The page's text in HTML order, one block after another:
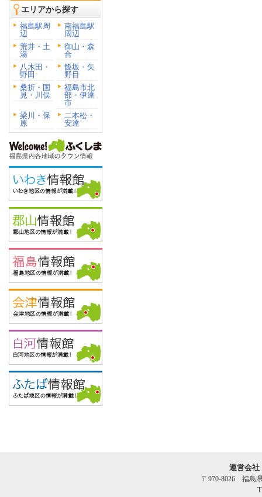
エリアから探す
福島駅周
辺
南福島駅
周辺
荒井・土
湯
御山・森
合
八木田・
野田
飯坂・矢
野目
桑折・国
見・川俣
福島市北
部・伊達
市
梁川・保
原
二本松・
安達
運営会
〒970-8026 福島